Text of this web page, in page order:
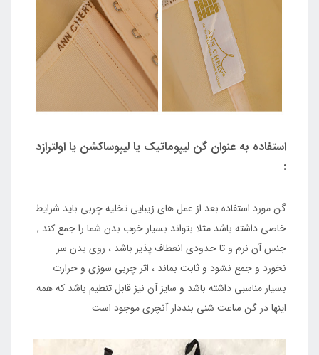
استفاده به عنوان گن لیپوماتیک یا لیپوساکشن یا اولترازد
:
گن مورد استفاده بعد از عمل های زیبایی تخلیه چربی باید شرایط
خاصی داشته باشد مثلا بتواند بسیار خوب بدن شما را جمع کند ,
جنس آن نرم و تا حدودی انعطاف پذیر باشد ، روی بدن سر
نخورد و جمع نشود و ثابت بماند ، اثر چربی سوزی و حرارت
بسیار مناسبی داشته باشد و سایز آن نیز قابل تنظیم باشد که همه
اینها در گن ساعت شنی بنددار آنچری موجود است